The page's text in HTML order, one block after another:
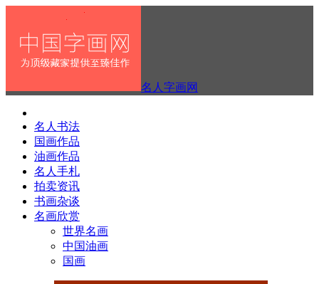
名人字画网
名人书法
国画作品
油画作品
名人手札
拍卖资讯
书画杂谈
名画欣赏
世界名画
中国油画
国画